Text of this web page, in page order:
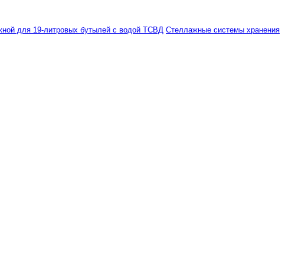
для 19-литровых бутылей с водой ТСВД Стеллажные системы хранения